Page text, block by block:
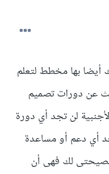
بها مخطط لتعلم
عن دورات تصميم
لن تجد أي دورة
أي دعم أو مساعدة
لك فهى أن